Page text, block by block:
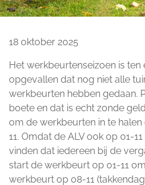
18 oktober 2025
Het werkbeurtenseizoen is ten
opgevallen dat nog niet alle
werkbeurten hebben gedaan.
boete en dat is echt zonde
om de werkbeurten in te halen
11. Omdat de ALV ook op 01-
vinden dat iedereen bij de
start de werkbeurt op 01-11
werkbeurt op 08-11